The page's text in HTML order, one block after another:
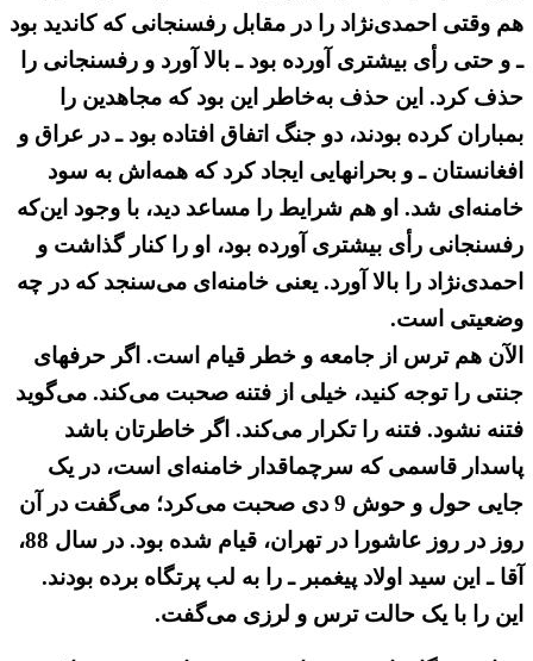
هم وقتی احمدی‌نژاد را در مقابل رفسنجانی که کاندید بود
ـ و حتی رأی بیشتری آورده بود ـ بالا آورد و رفسنجانی را
حذف کرد. این حذف به‌خاطر این بود که مجاهدین را
بمباران کرده بودند، دو جنگ اتفاق افتاده بود ـ در عراق و
افغانستان ـ و بحرانهایی ایجاد کرد که همه‌اش به سود
خامنه‌ای شد. او هم شرایط را مساعد دید، با وجود این‌که
رفسنجانی رأی بیشتری آورده بود، او را کنار گذاشت و
احمدی‌نژاد را بالا آورد. یعنی خامنه‌ای می‌سنجد که در چه
وضعیتی است.
الآن هم ترس از جامعه و خطر قیام است. اگر حرفهای
جنتی را توجه کنید، خیلی از فتنه صحبت می‌کند. می‌گوید
فتنه نشود. فتنه را تکرار می‌کند. اگر خاطرتان باشد
پاسدار قاسمی که سرچماقدار خامنه‌ای است، در یک
جایی حول و حوش 9 دی صحبت می‌کرد؛ می‌گفت در آن
روز در روز عاشورا در تهران، قیام شده بود. در سال 88،
آقا ـ این سید اولاد پیغمبر ـ را به لب پرتگاه برده بودند.
این را با یک حالت ترس و لرزی می‌گفت.